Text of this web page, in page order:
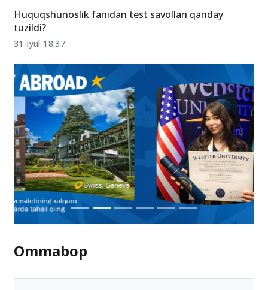
Huquqshunoslik fanidan test savollari qanday
tuzildi?
31-iyul 18:37
Ommabop